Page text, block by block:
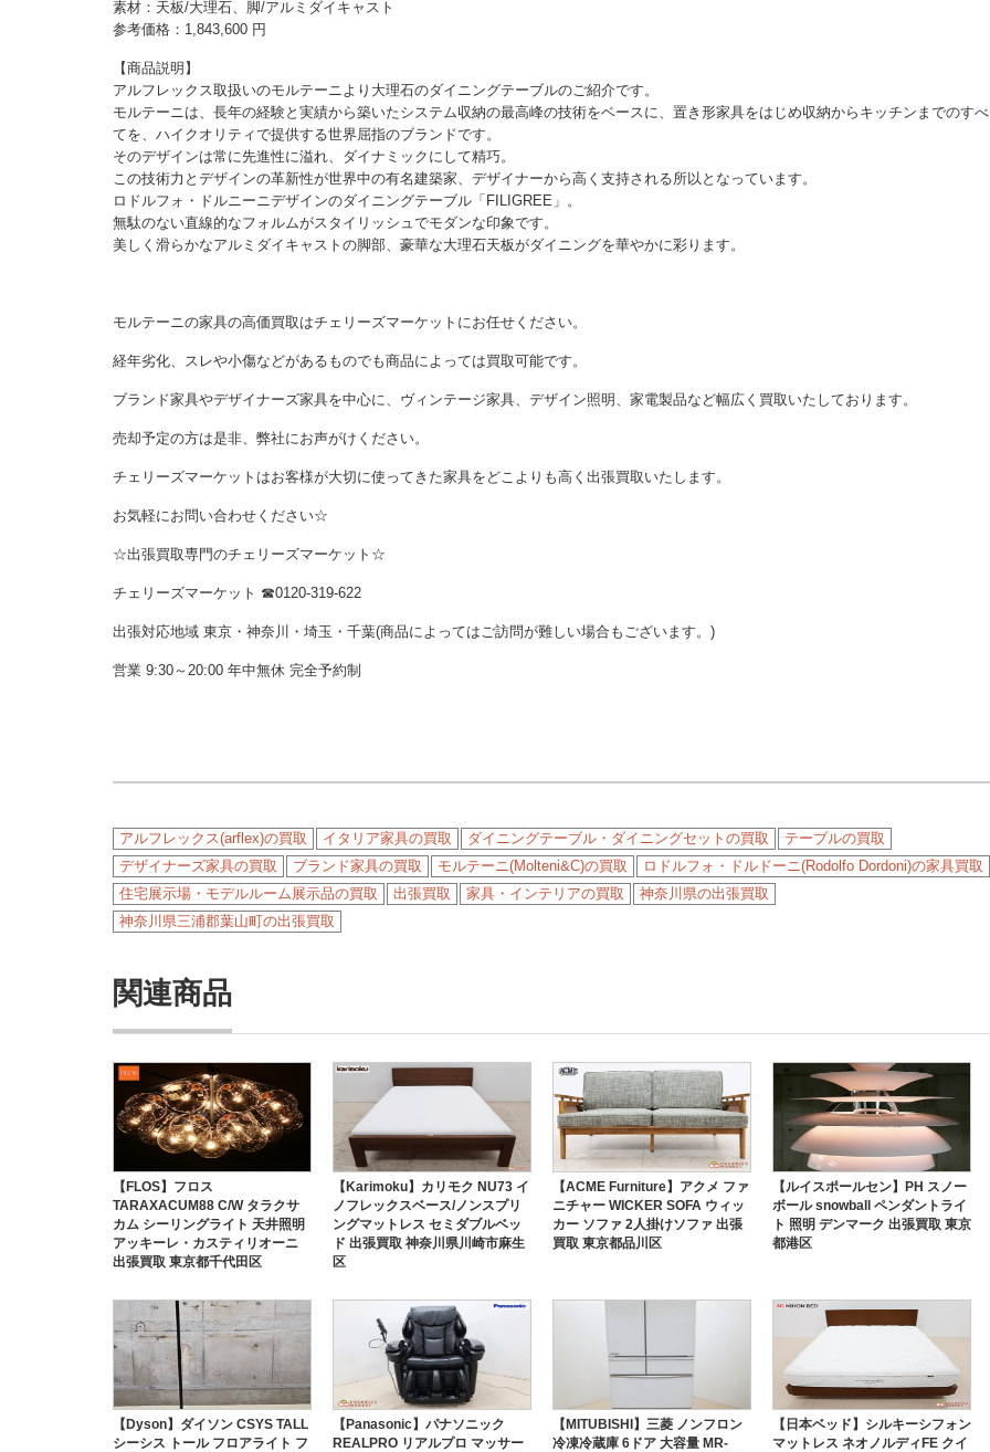
素材：天板/大理石、脚/アルミダイキャスト
参考価格：1,843,600 円
【商品説明】
アルフレックス取扱いのモルテーニより大理石のダイニングテーブルのご紹介です。
モルテーニは、長年の経験と実績から築いたシステム収納の最高峰の技術をベースに、置き形家具をはじめ収納からキッチンまでのすべ
てを、ハイクオリティで提供する世界屈指のブランドです。
そのデザインは常に先進性に溢れ、ダイナミックにして精巧。
この技術力とデザインの革新性が世界中の有名建築家、デザイナーから高く支持される所以となっています。
ロドルフォ・ドルニーニデザインのダイニングテーブル「FILIGREE」。
無駄のない直線的なフォルムがスタイリッシュでモダンな印象です。
美しく滑らかなアルミダイキャストの脚部、豪華な大理石天板がダイニングを華やかに彩ります。
モルテーニの家具の高価買取はチェリーズマーケットにお任せください。
経年劣化、スレや小傷などがあるものでも商品によっては買取可能です。
ブランド家具やデザイナーズ家具を中心に、ヴィンテージ家具、デザイン照明、家電製品など幅広く買取いたしております。
売却予定の方は是非、弊社にお声がけください。
チェリーズマーケットはお客様が大切に使ってきた家具をどこよりも高く出張買取いたします。
お気軽にお問い合わせください☆
☆出張買取専門のチェリーズマーケット☆
チェリーズマーケット ☎︎0120-319-622
出張対応地域 東京・神奈川・埼玉・千葉(商品によってはご訪問が難しい場合もございます。)
営業 9:30～20:00 年中無休 完全予約制
アルフレックス(arflex)の買取 イタリア家具の買取 ダイニングテーブル・ダイニングセットの買取
テーブルの買取
デザイナーズ家具の買取
ブランド家具の買取 モルテーニ(Molteni&C)の買取
ロドルフォ・ドルドーニ(Rodolfo Dordoni)の家具買取
住宅展示場・モデルルーム展示品の買取
出張買取 家具・インテリアの買取
神奈川県の出張買取
神奈川県三浦郡葉山町の出張買取
関連商品
【FLOS】フロス
TARAXACUM88 C/W タラクサ
カム シーリングライト 天井照明
アッキーレ・カスティリオーニ
出張買取 東京都千代田区
【Karimoku】カリモク NU73 イ
ノフレックスベース/ノンスプリ
ングマットレス セミダブルベッ
ド 出張買取 神奈川県川崎市麻生
区
【ACME Furniture】アクメ ファ
ニチャー WICKER SOFA ウィッ
カー ソファ 2人掛けソファ 出張
買取 東京都品川区
【ルイスポールセン】PH スノー
ボール snowball ペンダントライ
ト 照明 デンマーク 出張買取 東京
都港区
【Dyson】ダイソン CSYS TALL
シーシス トール フロアライト フ
【Panasonic】パナソニック
REALPRO リアルプロ マッサー
【MITUBISHI】三菱 ノンフロン
冷凍冷蔵庫 6ドア 大容量 MR-
【日本ベッド】シルキーシフォン
マットレス ネオノルディFE クイ